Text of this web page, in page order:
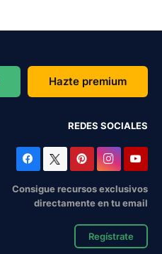
Hazte premium
REDES SOCIALES
Consigue recursos exclusivos
directamente en tu email
Regístrate